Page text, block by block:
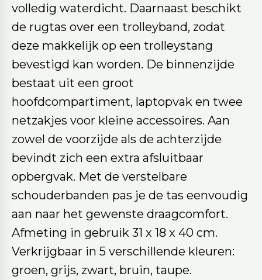
volledig waterdicht. Daarnaast beschikt
de rugtas over een trolleyband, zodat
deze makkelijk op een trolleystang
bevestigd kan worden. De binnenzijde
bestaat uit een groot
hoofdcompartiment, laptopvak en twee
netzakjes voor kleine accessoires. Aan
zowel de voorzijde als de achterzijde
bevindt zich een extra afsluitbaar
opbergvak. Met de verstelbare
schouderbanden pas je de tas eenvoudig
aan naar het gewenste draagcomfort.
Afmeting in gebruik 31 x 18 x 40 cm.
Verkrijgbaar in 5 verschillende kleuren:
groen, grijs, zwart, bruin, taupe.